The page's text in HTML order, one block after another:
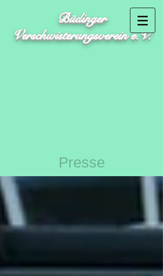
Büdinger
Verschwisterungsverein e.V.
Presse